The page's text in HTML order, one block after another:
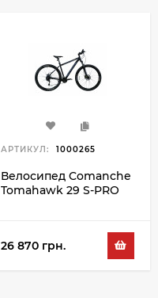
АРТИКУЛ: 1000265
Велосипед Comanche
Tomahawk 29 S-PRO
26 870 грн.